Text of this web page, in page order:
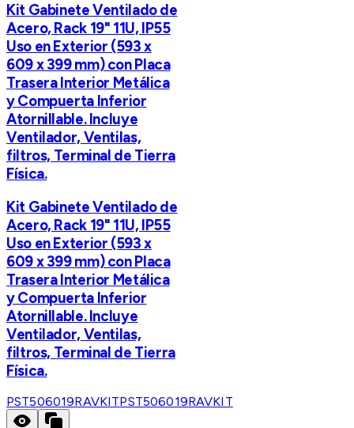
Kit Gabinete Ventilado de
Acero, Rack 19" 11U, IP55
Uso en Exterior (593 x
609 x 399 mm) con Placa
Trasera Interior Metálica
y Compuerta Inferior
Atornillable. Incluye
Ventilador, Ventilas,
filtros, Terminal de Tierra
Física.
Kit Gabinete Ventilado de
Acero, Rack 19" 11U, IP55
Uso en Exterior (593 x
609 x 399 mm) con Placa
Trasera Interior Metálica
y Compuerta Inferior
Atornillable. Incluye
Ventilador, Ventilas,
filtros, Terminal de Tierra
Física.
PST506019RAVKITPST506019RAVKIT